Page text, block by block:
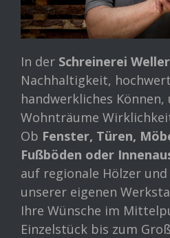
In der Schreinerei Weller
Nachhaltigkeit,
handwerkliches Können,
Wohnträume
Ob Fenster, Türen,
Fußböden oder
auf regionale Hölzer
unserer eigenen
Ihre Wünsche im
Einzelstück bis zum